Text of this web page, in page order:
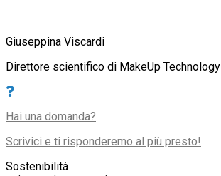
Giuseppina Viscardi
Direttore scientifico di MakeUp Technology
Hai una domanda?
Scrivici e ti risponderemo al più presto!
Sostenibilità